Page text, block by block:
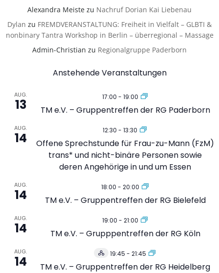
Alexandra Meiste zu Nachruf Dorian Kai Liebenau
Dylan zu FREMDVERANSTALTUNG: Freiheit in Vielfalt – GLBTI &
nonbinary Tantra Workshop in Berlin – überregional – Massage
Admin-Christian zu Regionalgruppe Paderborn
Anstehende Veranstaltungen
AUG.
13 17:00 - 19:00
TM e.V. – Gruppentreffen der RG Paderborn
AUG.
14 12:30 - 13:30
Offene Sprechstunde für Frau-zu-Mann (FzM)
trans* und nicht-binäre Personen sowie
deren Angehörige in und um Essen
AUG.
14 18:00 - 20:00
TM e.V. – Gruppentreffen der RG Bielefeld
AUG.
14 19:00 - 21:00
TM e.V. – Grupppentreffen der RG Köln
AUG.
14
Hybrid
Veranstaltung
19:45 - 21:45
TM e.V. – Gruppentreffen der RG Heidelberg